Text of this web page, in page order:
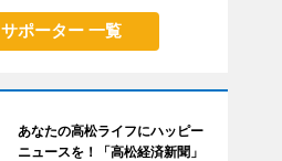
サポーター 一覧
あなたの高松ライフにハッピー
ニュースを！「高松経済新聞」